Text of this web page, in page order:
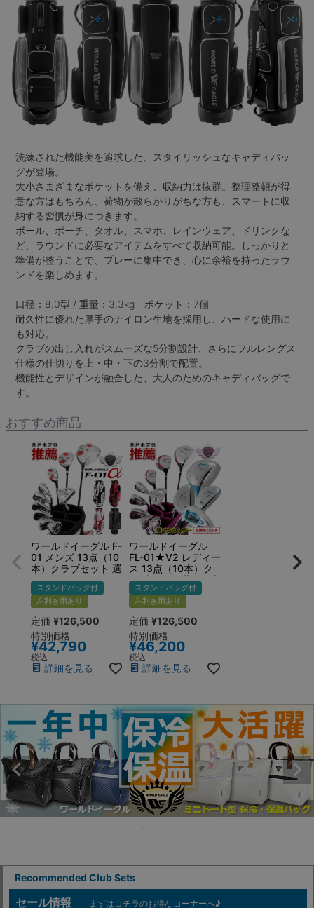
洗練された機能美を追求した、スタイリッシュなキャディバッ
グが登場。
大小さまざまなポケットを備え、収納力は抜群。整理整頓が得
意な方はもちろん、荷物が散らかりがちな方も、スマートに収
納する習慣が身につきます。
ボール、ポーチ、タオル、スマホ、レインウェア、ドリンクな
ど、ラウンドに必要なアイテムをすべて収納可能。しっかりと
準備が整うことで、プレーに集中でき、心に余裕を持ったラウ
ンドを楽しめます。
口径：8.0型 / 重量：3.3kg ポケット：7個
耐久性に優れた厚手のナイロン生地を採用し、ハードな使用に
も対応。
クラブの出し入れがスムーズな5分割設計、さらにフルレングス
仕様の仕切りを上・中・下の3分割で配置。
機能性とデザインが融合した、大人のためのキャディバッグで
す。
おすすめ商品
ワールドイーグル F-
01 メンズ 13点（10
本）クラブセット 選
べる軽量スタンドバ
ッグ付 右用 左用
スタンドバッグ付
左利き用あり
定価 ¥126,500
特別価格
¥42,790
税込
詳細を見る
ワールドイーグル
FL-01★V2 レディー
ス 13点（10本）ク
ラブセット 選べる専
用スタンドバッグ付
右用 左用
スタンドバッグ付
左利き用あり
定価 ¥126,500
特別価格
¥46,200
税込
詳細を見る
Recommended Club Sets